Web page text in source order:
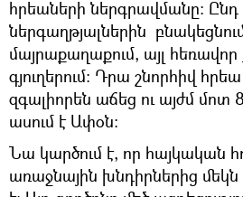
հրեաների ներգրավմանը։ Ընդ
ներգաղթյալներին
մայրաքաղաքում, այլ հեռավոր
գյուղերում։ Դրա շնորհիվ հրեա
զգալիորեն աճեց ու այժմ մոտ
ասում է Ափօն։
Նա կարծում է, որ հայկական
առաջնային խնդիրներից մեկն